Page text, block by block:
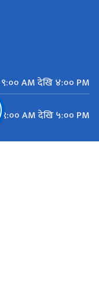
९:०० AM देखि ४:०० PM
९:०० AM देखि ५:०० PM